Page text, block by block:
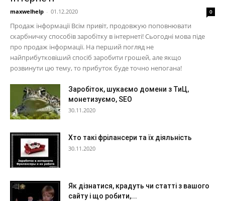
maxwelhelp - 01.12.2020 0
Продаж інформації Всім привіт, продовжую поповнювати
скарбничку способів заробітку в інтернеті! Сьогодні мова піде
про продаж інформації. На перший погляд не
найприбутковіший спосіб заробити грошей, але якщо
розвинути цю тему, то прибуток буде точно непогана!
Заробіток, шукаємо домени з ТиЦ,
монетизуємо, SEO
30.11.2020
Хто такі фрілансери та їх діяльність
30.11.2020
Як дізнатися, крадуть чи статті з вашого
сайту і що робити,...